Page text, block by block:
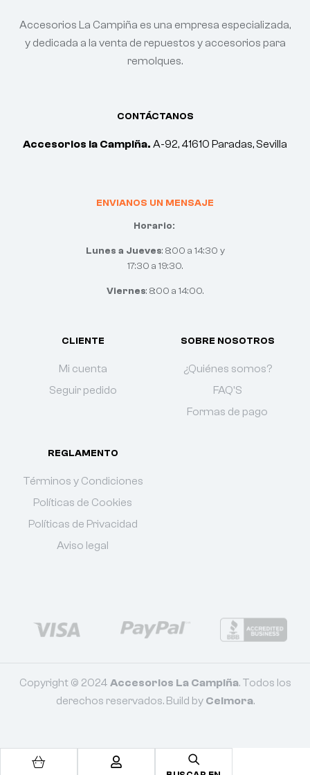
CONTÁCTANOS
Accesorios la Campiña. A-92, 41610 Paradas, Sevilla
ENVIANOS UN MENSAJE
Horario:
Lunes a Jueves: 8:00 a 14:30 y
17:30 a 19:30.
Viernes: 8:00 a 14:00.
CLIENTE
Mi cuenta
Seguir pedido
SOBRE NOSOTROS
¿Quiénes somos?
FAQ'S
Formas de pago
REGLAMENTO
Términos y Condiciones
Políticas de Cookies
Políticas de Privacidad
Aviso legal
Accesorios La Campiña es una empresa especializada,
y dedicada a la venta de repuestos y accesorios para
remolques.
Copyright © 2024 Accesorios La Campiña. Todos los
derechos reservados. Build byCelmora.